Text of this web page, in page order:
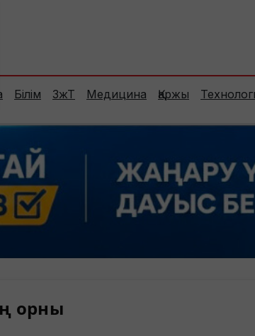
Білім ЗжТ Медицина Қаржы
орны